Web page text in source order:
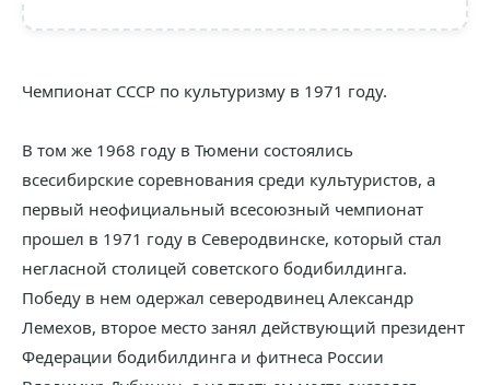
Чемпионат СССР по культуризму в 1971 году.
В том же 1968 году в Тюмени состоялись
всесибирские соревнования среди культуристов, а
первый неофициальный всесоюзный чемпионат
прошел в 1971 году в Северодвинске, который стал
негласной столицей советского бодибилдинга.
Победу в нем одержал северодвинец Александр
Лемехов, второе место занял действующий президент
Федерации бодибилдинга и фитнеса России